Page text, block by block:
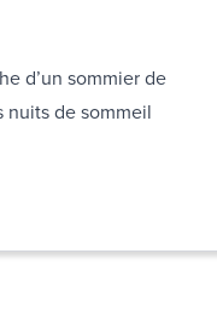
d’un sommier de
nuits de sommeil